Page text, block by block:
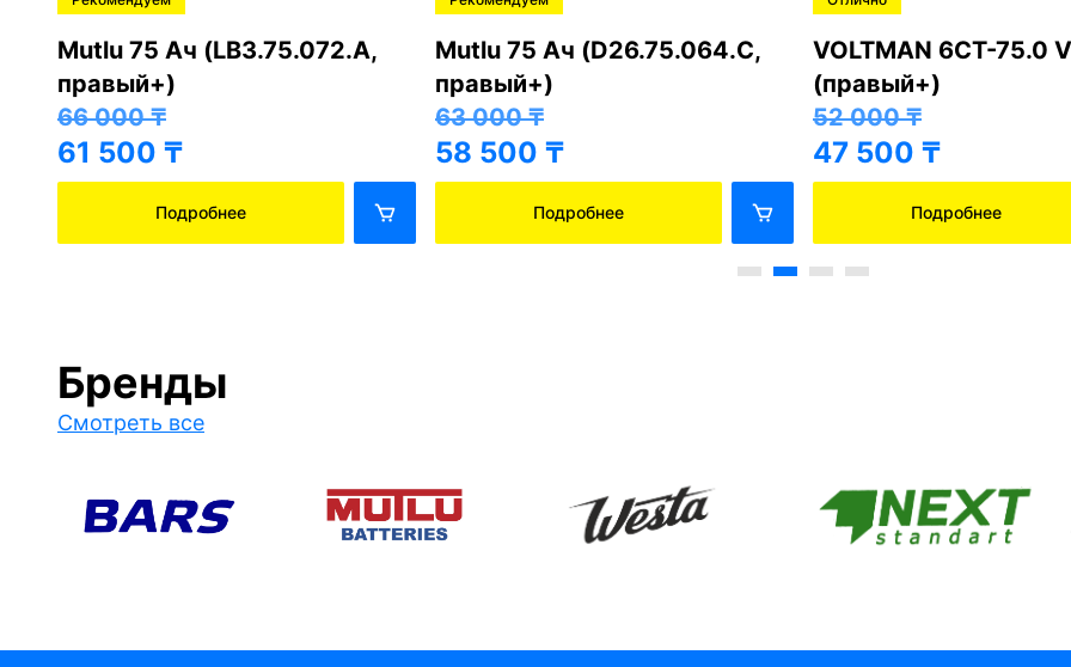
Mutlu 75 Ач (LB3.75.072.A,
правый+)
66 000₸
61 500 ₸
Подробнее
Mutlu 75 Ач (D26.75.064.C,
правый+)
63 000₸
58 500 ₸
Подробнее
VOLTMAN 6CT-75.0
(правый+)
52 000₸
47 500 ₸
Подробнее
Бренды
Смотреть все